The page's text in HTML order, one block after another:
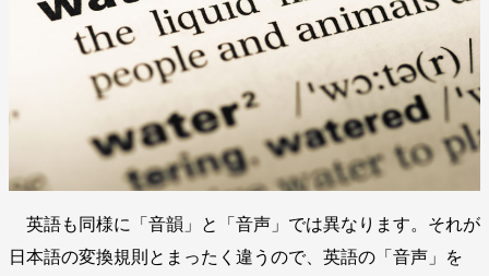
英語も同様に「音韻」と「音声」では異なります。それが
日本語の変換規則とまったく違うので、英語の「音声」を